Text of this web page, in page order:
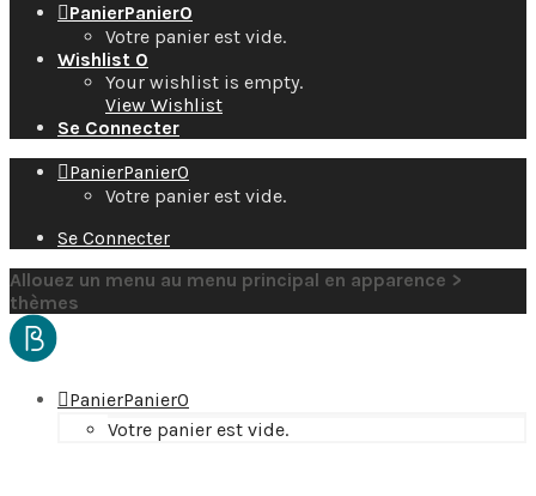
PanierPanier0
Votre panier est vide.
Wishlist 0
Your wishlist is empty.
View Wishlist
Se Connecter
PanierPanier0
Votre panier est vide.
Se Connecter
Allouez un menu au menu principal en apparence >
thèmes
PanierPanier0
Votre panier est vide.